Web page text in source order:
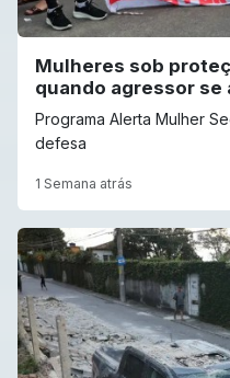
Mulheres sob
quando agressor se
Programa Alerta Mulher
defesa
1 Semana atrás